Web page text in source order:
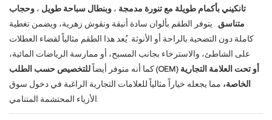
تانكيني بأكمام طويلة مع تنورة مدمجة ، وبنطال سباحة طويل ، وحجاب
متناسق . يتوفر الطقم بألوان سادة أنيقة ونقوش زهرية، ويضمن تغطية
كاملة دون التضحية بالراحة أو الأنوثة. يُعد هذا الطقم مثالياً لقضاء العطلات
على الشاطئ، والاسترخاء بجانب المسبح، أو ممارسة الرياضات المائية،
كما أنه متوفر أيضاً للتخصيص حسب الطلب (OEM) أو تحت العلامة التجارية
الخاصة، مما يجعله خياراً مثالياً للعلامات التجارية الراغبة في دخول سوق
الأزياء المحتشمة المتنامي.